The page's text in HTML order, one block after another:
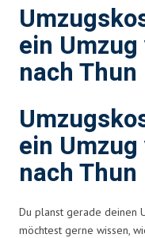
ein
nach Thun
ein
nach Thun
Du planst gerade deinen
möchtest gerne wissen,